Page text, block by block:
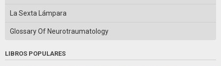
La Sexta Lámpara
Glossary Of Neurotraumatology
LIBROS POPULARES